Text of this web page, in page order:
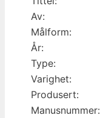
Av:
Målform:
År:
Type:
Varighet:
Produsert:
Manusnummer: